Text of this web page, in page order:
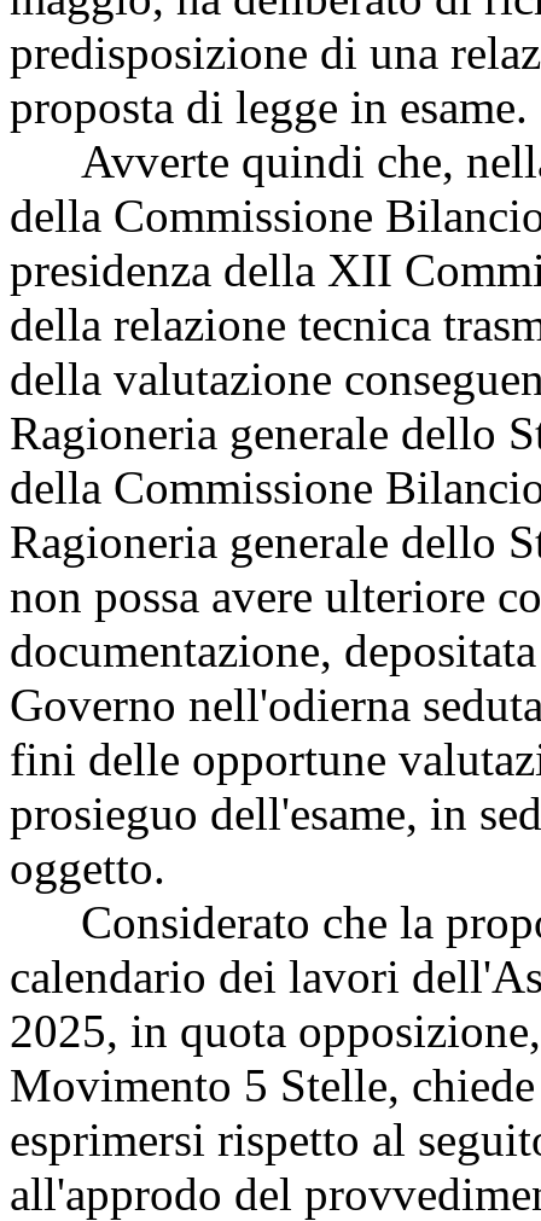
predisposizione di una
proposta di legge in esame.
Avverte quindi che,
della Commissione
presidenza della XII
della relazione tecnica
della valutazione
Ragioneria generale dello
della Commissione
Ragioneria generale dello
non possa avere ulteriore
documentazione,
Governo nell'odierna
fini delle opportune
prosieguo dell'esame, in
oggetto.
Considerato che la
calendario dei lavori
2025, in quota
Movimento 5 Stelle,
esprimersi rispetto al
all'approdo del